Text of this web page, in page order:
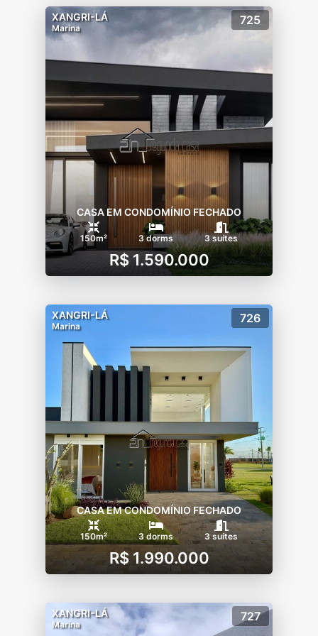
XANGRI-LÁ
Marina
725
CASA EM CONDOMÍNIO FECHADO
150m² 3 dorms 3 suítes
R$ 1.590.000
XANGRI-LÁ
Marina
726
CASA EM CONDOMÍNIO FECHADO
150m² 3 dorms 3 suítes
R$ 1.990.000
XANGRI-LÁ
Marina
727